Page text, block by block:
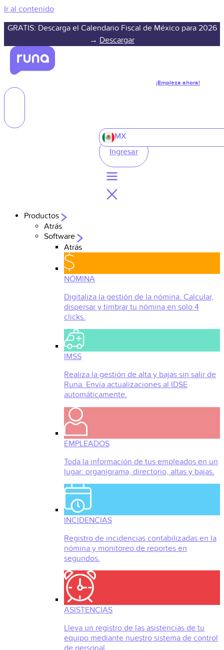
Ir al contenido
GRATIS: Descarga el Calendario Fiscal de México para 2026
→ Descargar
¡Empieza ahora!
MX
Ingresar
Productos
Atrás
Software
Atrás
NÓMINA
Digitaliza la gestión de la nómina. Calcular,
dispersar y timbrar tu nómina en solo 4
clicks.
IMSS
Realiza la gestión de alta y bajas sin salir de
Runa. Envía actualizaciones al IDSE
automáticamente.
EMPLEADOS
Toda la información de tus empleados en un
lugar: organigrama, directorio, altas y bajas.
INCIDENCIAS
Registro de incidencias contabilizadas en la
nómina y monitoreo de reportes en
segundos.
ASISTENCIAS
Lleva un registro de las asistencias de tu
equipo mediante nuestro sistema de control